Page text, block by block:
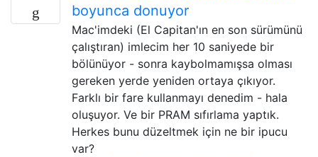
boyunca donuyor
Mac'imdeki (El Capitan'ın en son sürümünü
çalıştıran) imlecim her 10 saniyede bir
bölünüyor - sonra kaybolmamışsa olması
gereken yerde yeniden ortaya çıkıyor.
Farklı bir fare kullanmayı denedim - hala
oluşuyor. Ve bir PRAM sıfırlama yaptık.
Herkes bunu düzeltmek için ne bir ipucu
var?